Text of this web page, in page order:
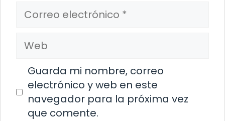
Correo
electrónico
Web
Guarda mi nombre, correo
electrónico y web en este
navegador para la próxima vez
que comente.